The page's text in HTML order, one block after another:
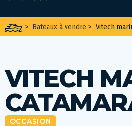
> Bateaux à vendre > Vitech
VITECH
OCCASION